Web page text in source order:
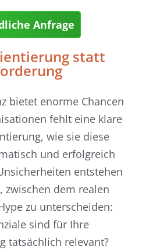
Anfrage
statt
bietet enorme Chancen
fehlt eine klare
wie sie diese
und erfolgreich
entstehen
zwischen dem realen
zu unterscheiden:
sind für Ihre
tatsächlich relevant?